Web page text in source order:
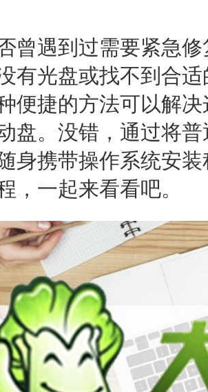
曾遇到过需要紧急
有光盘或找不到合
便捷的方法可以解
盘。没错，通过将
身携带操作系统安
，一起来看看吧。